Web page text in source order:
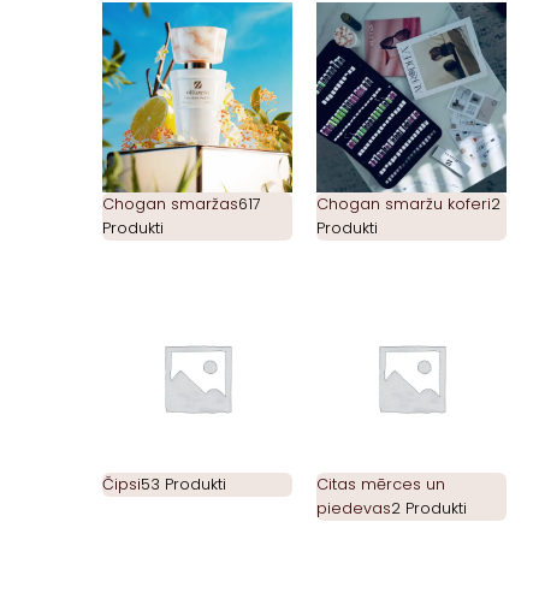
Chogan smaržas617
Produkti
Chogan smaržu koferi2
Produkti
Čipsi53 Produkti
Citas mērces un
piedevas2 Produkti